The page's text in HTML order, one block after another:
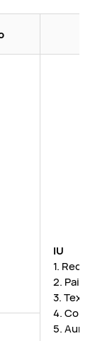
IU
1.
2.
3.
4.
5.